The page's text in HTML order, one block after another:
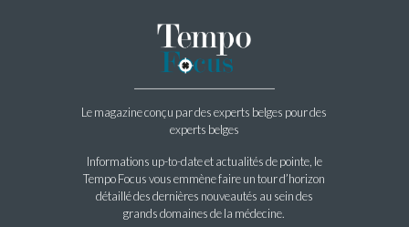
Le magazine conçu par des experts belges pour des
experts belges
Informations up-to-date et actualités de pointe, le
Tempo Focus vous emmène faire un tour d’horizon
détaillé des dernières nouveautés au sein des
grands domaines de la médecine.